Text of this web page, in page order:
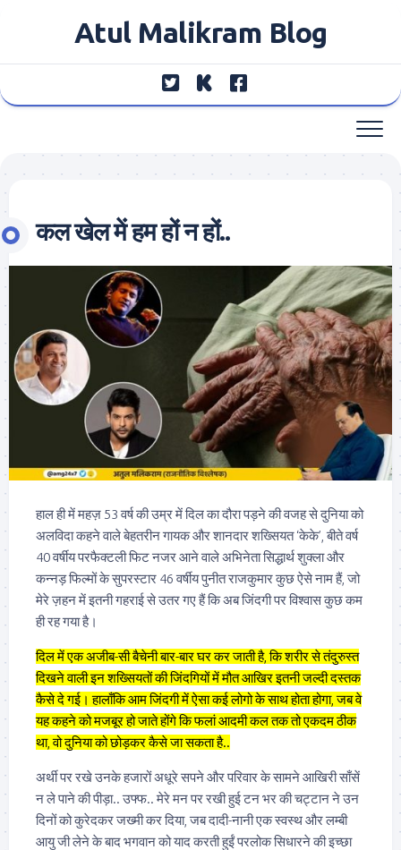
Atul Malikram Blog
कल खेल में हम हों न हों..
हाल ही में महज़ 53 वर्ष की उम्र में दिल का दौरा पड़ने की वजह से दुनिया को
अलविदा कहने वाले बेहतरीन गायक और शानदार शख्सियत ‘केके’, बीते वर्ष
40 वर्षीय परफैक्टली फिट नजर आने वाले अभिनेता सिद्धार्थ शुक्ला और
कन्नड़ फिल्मों के सुपरस्टार 46 वर्षीय पुनीत राजकुमार कुछ ऐसे नाम हैं, जो
मेरे ज़हन में इतनी गहराई से उतर गए हैं कि अब जिंदगी पर विश्वास कुछ कम
ही रह गया है।
दिल में एक अजीब-सी बैचेनी बार-बार घर कर जाती है, कि शरीर से तंदुरुस्त
दिखने वाली इन शख्सियतों की जिंदगियों में मौत आखिर इतनी जल्दी दस्तक
कैसे दे गई। हालाँकि आम जिंदगी में ऐसा कई लोगो के साथ होता होगा, जब वे
यह कहने को मजबूर हो जाते होंगे कि फलां आदमी कल तक तो एकदम ठीक
था, वो दुनिया को छोड़कर कैसे जा सकता है..
अर्थी पर रखे उनके हजारों अधूरे सपने और परिवार के सामने आखिरी साँसें
न ले पाने की पीड़ा.. उफ्फ.. मेरे मन पर रखी हुई टन भर की चट्टान ने उन
दिनों को कुरेदकर जख्मी कर दिया, जब दादी-नानी एक स्वस्थ और लम्बी
आयु जी लेने के बाद भगवान को याद करती हुईं परलोक सिधारने की इच्छा